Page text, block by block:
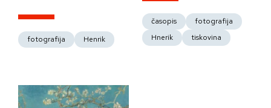
fotografija Henrik
časopis
fotografija
Hnerik
tiskovina